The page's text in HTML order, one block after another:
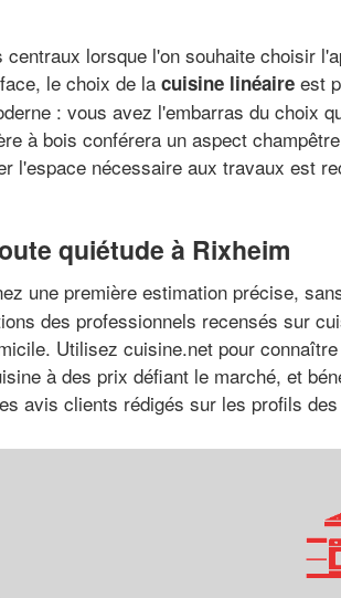
lorsque l'on souhaite choisir
le choix de la cuisine linéaire est
: vous avez l'embarras du choix
à bois conférera un aspect
l'espace nécessaire aux travaux est
quiétude à Rixheim
une première estimation précise,
des professionnels recensés sur
Utilisez cuisine.net pour
à des prix défiant le marché, et
avis clients rédigés sur les profils